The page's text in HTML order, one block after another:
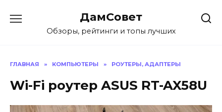
содержанию
ДамСовет
Обзоры, рейтинги и топы лучших
ГЛАВНАЯ » КОМПЬЮТЕРЫ » РОУТЕРЫ, АДАПТЕРЫ
Wi-Fi роутер ASUS RT-AX58U